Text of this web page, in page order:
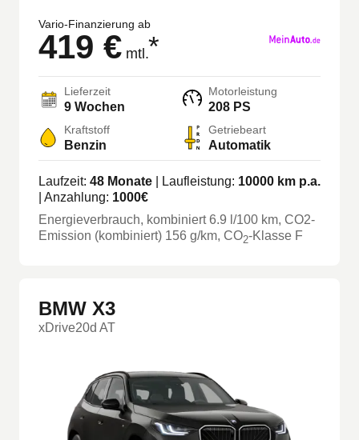
Vario-Finanzierung ab
419 € mtl.*
Lieferzeit
9 Wochen
Motorleistung
208 PS
Kraftstoff
Benzin
Getriebeart
Automatik
Laufzeit: 48 Monate | Laufleistung: 10000 km p.a.
| Anzahlung: 1000€
Energieverbrauch, kombiniert6.9 l/100 km, CO2-
Emission (kombiniert) 156 g/km, CO2-Klasse F
BMW X3
xDrive20d AT